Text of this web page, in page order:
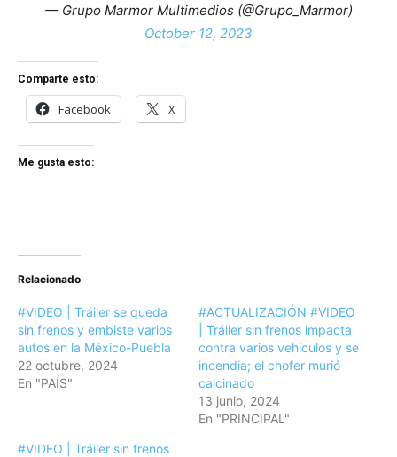
— Grupo Marmor Multimedios (@Grupo_Marmor)
October 12, 2023
Comparte esto:
Facebook X
Me gusta esto:
Relacionado
#VIDEO | Tráiler se queda
sin frenos y embiste varios
autos en la México-Puebla
22 octubre, 2024
En "PAÍS"
#ACTUALIZACIÓN #VIDEO
| Tráiler sin frenos impacta
contra varios vehículos y se
incendia; el chofer murió
calcinado
13 junio, 2024
En "PRINCIPAL"
#VIDEO | Tráiler sin frenos